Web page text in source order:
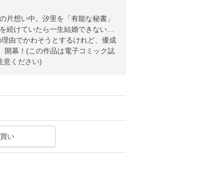
片想い中。汐里を「有能な秘書」
続けていたら一生結婚できない…
由でかわそうとするけれど、優成
幕！(この作品は電子コミック誌
意ください)
い